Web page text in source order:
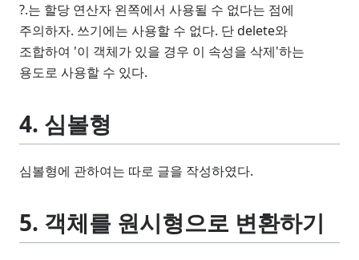
?.는 할당 연산자 왼쪽에서 사용될 수 없다는 점에
주의하자. 쓰기에는 사용할 수 없다. 단 delete와
조합하여 '이 객체가 있을 경우 이 속성을 삭제'하는
용도로 사용할 수 있다.
4. 심볼형
심볼형에 관하여는 따로 글을 작성하였다.
5. 객체를 원시형으로 변환하기